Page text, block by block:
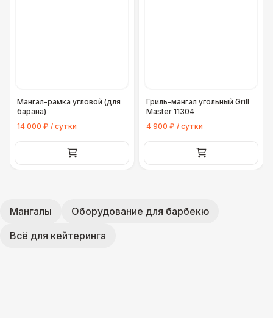
Мангал-рамка угловой (для
барана)
14 000 ₽ / сутки
Гриль-мангал угольный Grill
Master 11304
4 900 ₽ / сутки
Мангалы
Оборудование для барбекю
Всё для кейтеринга